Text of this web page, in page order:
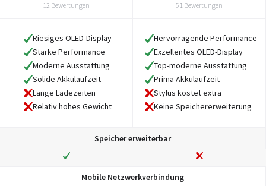
12 Bewertungen 51 Bewertungen
Riesiges OLED-Display
Starke Performance
Moderne Ausstattung
Solide Akkulaufzeit
Lange Ladezeiten
Relativ hohes Gewicht
Hervorragende Performance
Exzellentes OLED-Display
Top-moderne Ausstattung
Prima Akkulaufzeit
Stylus kostet extra
Keine Speichererweiterung
Speicher erweiterbar
Mobile Netzwerkverbindung